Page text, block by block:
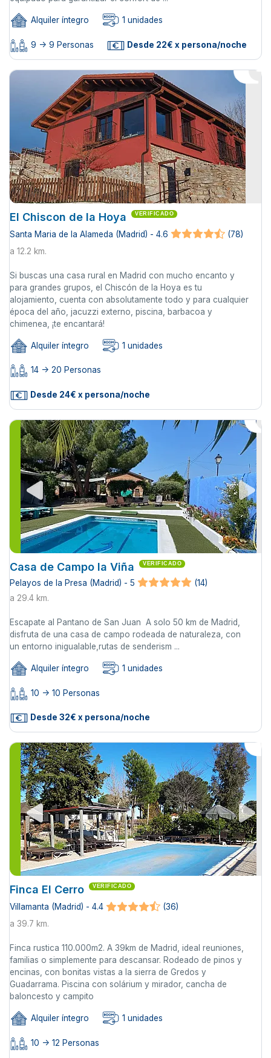
Alquiler íntegro 1 unidades
9 -> 9 Personas Desde 22€ x persona/noche
El Chiscon de la Hoya VERIFICADO
Santa Maria de la Alameda (Madrid) - 4.6
(78)
a 12.2 km.
Si buscas una casa rural en Madrid con mucho encanto y
para grandes grupos, el Chiscón de la Hoya es tu
alojamiento, cuenta con absolutamente todo y para cualquier
época del año, jacuzzi externo, piscina, barbacoa y
chimenea, ¡te encantará!
Alquiler íntegro 1 unidades
14 -> 20 Personas
Desde 24€ x persona/noche
Casa de Campo la Viña VERIFICADO
Pelayos de la Presa (Madrid) - 5
(14)
a 29.4 km.
Escapate al Pantano de San Juan A solo 50 km de Madrid,
disfruta de una casa de campo rodeada de naturaleza, con
un entorno inigualable,rutas de senderism ...
Alquiler íntegro 1 unidades
10 -> 10 Personas
Desde 32€ x persona/noche
Finca El Cerro VERIFICADO
Villamanta (Madrid) - 4.4
(36)
a 39.7 km.
Finca rustica 110.000m2. A 39km de Madrid, ideal reuniones,
familias o simplemente para descansar. Rodeado de pinos y
encinas, con bonitas vistas a la sierra de Gredos y
Guadarrama. Piscina con solárium y mirador, cancha de
baloncesto y campito
Alquiler íntegro 1 unidades
10 -> 12 Personas